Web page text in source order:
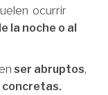
ocurrir
la noche o al
ser abruptos,
concretas.